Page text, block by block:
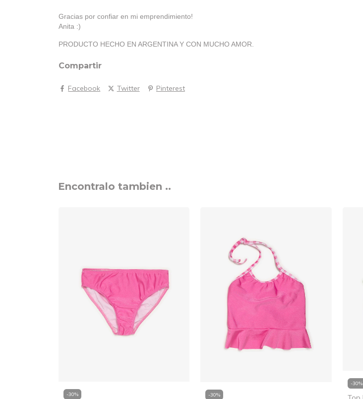
Gracias por confiar en mi emprendimiento!
Anita :)
PRODUCTO HECHO EN ARGENTINA Y CON MUCHO AMOR.
Compartir
Facebook Twitter Pinterest
Encontralo tambien ..
-30% -30%
-30%